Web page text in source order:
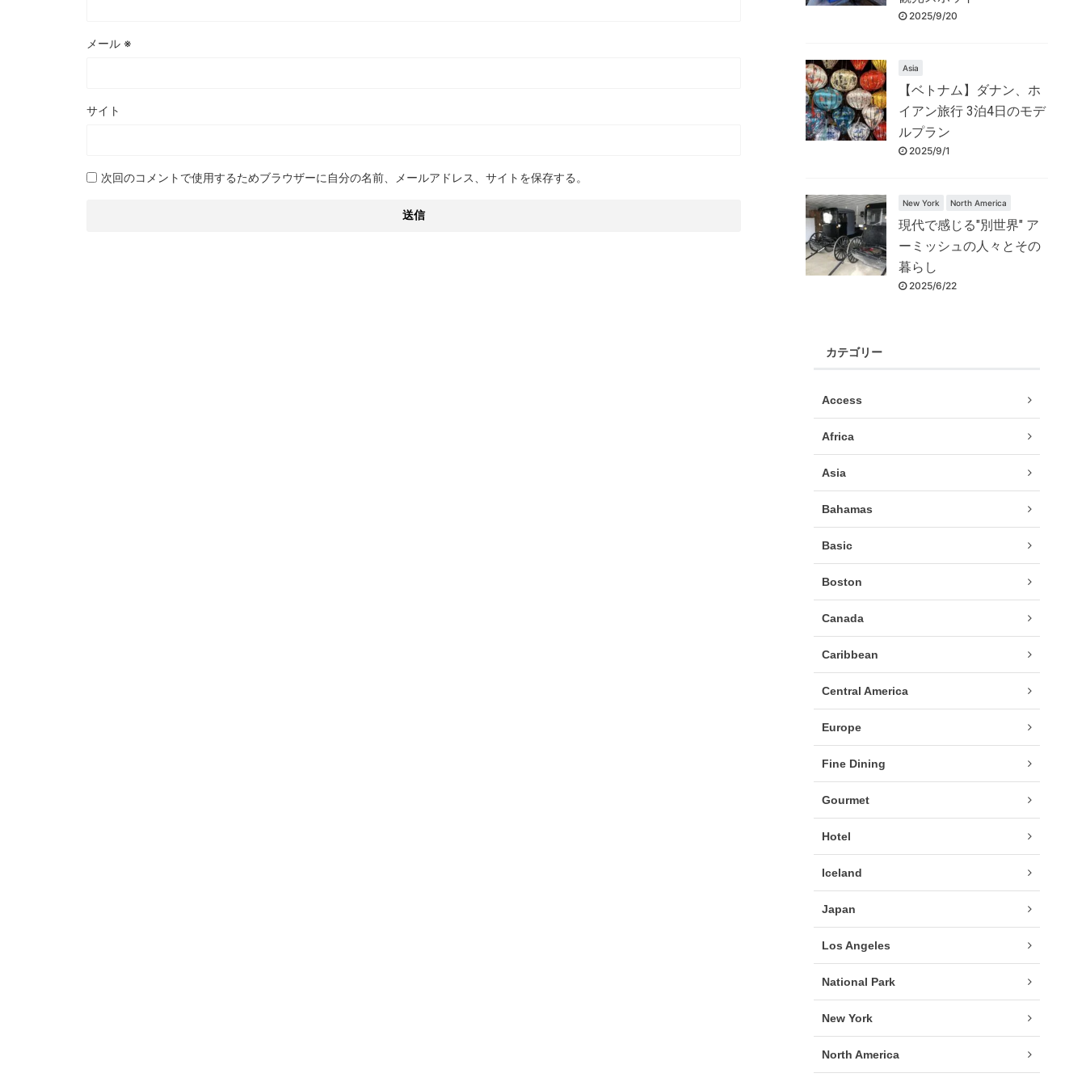
メール ※
サイト
次回のコメントで使用するためブラウザーに自分の名前、メールアドレス、サイトを保存する。
2025/9/20
Asia
【ベトナム】ダナン、ホ
イアン旅行 3泊4日のモデ
ルプラン
2025/9/1
New York North America
現代で感じる"別世界" ア
ーミッシュの人々とその
暮らし
2025/6/22
カテゴリー
Access
Africa
Asia
Bahamas
Basic
Boston
Canada
Caribbean
Central America
Europe
Fine Dining
Gourmet
Hotel
Iceland
Japan
Los Angeles
National Park
New York
North America